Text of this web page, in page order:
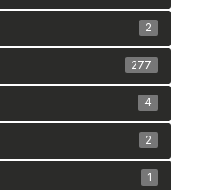
2
277
4
2
1